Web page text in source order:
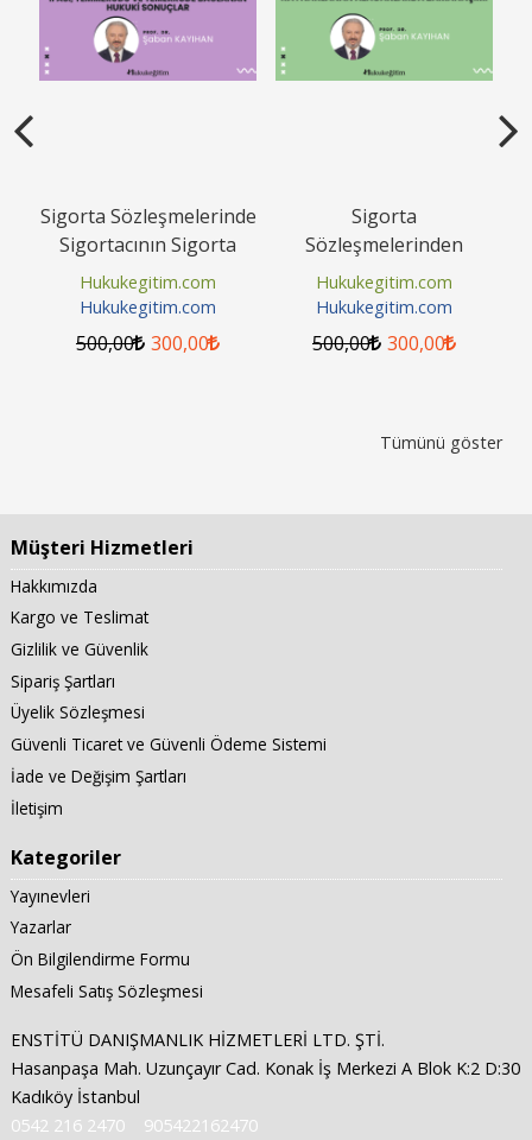
Sigorta Sözleşmelerinde
Sigortacının Sigorta
Tazminatı Borcunun
İfası,...
Hukukegitim.com
Hukukegitim.com
500,00 300,00
Sigorta
Sözleşmelerinden
Kaynaklanan
Alacaklarda Zamanaşımı
Video Eğitimi
Hukukegitim.com
Hukukegitim.com
500,00 300,00
Tümünü göster
Müşteri Hizmetleri
Hakkımızda
Kargo ve Teslimat
Gizlilik ve Güvenlik
Sipariş Şartları
Üyelik Sözleşmesi
Güvenli Ticaret ve Güvenli Ödeme Sistemi
İade ve Değişim Şartları
İletişim
Kategoriler
Yayınevleri
Yazarlar
Ön Bilgilendirme Formu
Mesafeli Satış Sözleşmesi
ENSTİTÜ DANIŞMANLIK HİZMETLERİ LTD. ŞTİ.
Hasanpaşa Mah. Uzunçayır Cad. Konak İş Merkezi A Blok K:2 D:30
Kadıköy İstanbul
0542 216 2470
905422162470